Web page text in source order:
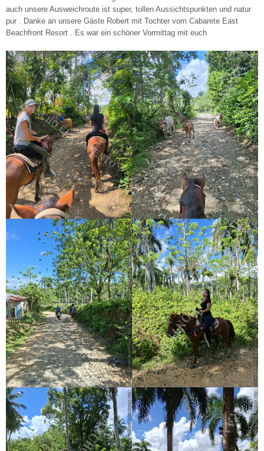
auch unsere Ausweichroute ist super, tollen Aussichtspunkten und natur
pur . Danke an unsere Gäste Robert mit Tochter vom Cabarete East
Beachfront Resort . Es war ein schöner Vormittag mit euch